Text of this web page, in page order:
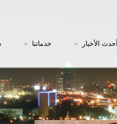
أحدث الأخبار خدماتنا